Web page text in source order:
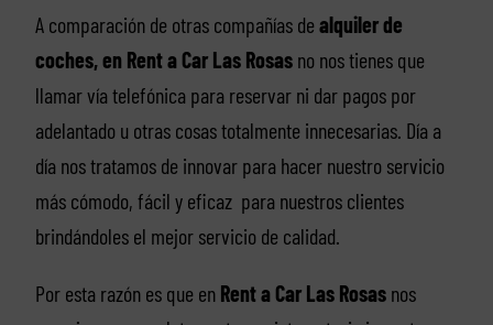
A comparación de otras compañías de alquiler de
coches, en Rent a Car Las Rosasno nos tienes que
llamar vía telefónica para reservar ni dar pagos por
adelantado u otras cosas totalmente innecesarias. Día a
día nos tratamos de innovar para hacer nuestro servicio
más cómodo, fácil y eficaz para nuestros clientes
brindándoles el mejor servicio de calidad.
Por esta razón es que en Rent a Car Las Rosasnos